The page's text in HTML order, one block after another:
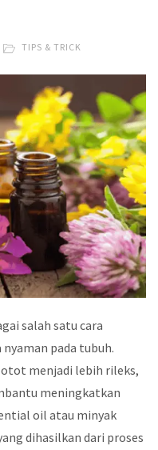
TIPS & TRICK
salah satu cara
pada tubuh.
menjadi lebih rileks,
meningkatkan
oil atau minyak
dihasilkan dari proses